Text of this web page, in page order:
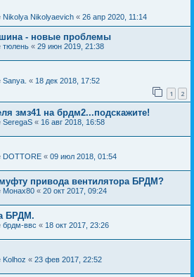
Nikolya Nikolyaevich « 26 апр 2020, 11:14
- новые проблемы
тюлень « 29 июн 2019, 21:38
Sanya. « 18 дек 2018, 17:52
1 2
змз41 на брдм2...подскажите!
SeregaS « 16 авг 2018, 16:58
DOTTORE « 09 июл 2018, 01:54
привода вентилятора БРДМ?
Монах80 « 20 окт 2017, 09:24
БРДМ.
брдм-ввс « 18 окт 2017, 23:26
Kolhoz « 23 фев 2017, 22:52